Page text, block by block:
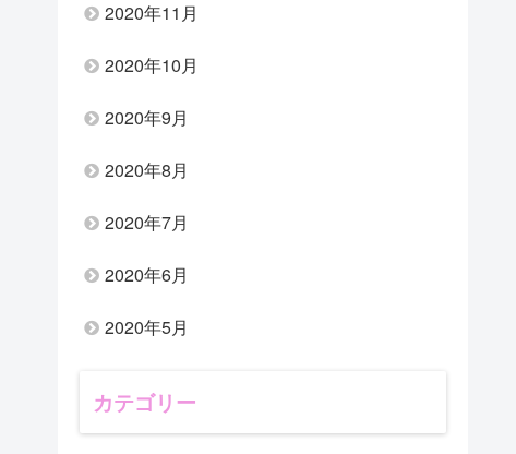
2020年11月
2020年10月
2020年9月
2020年8月
2020年7月
2020年6月
2020年5月
カテゴリー